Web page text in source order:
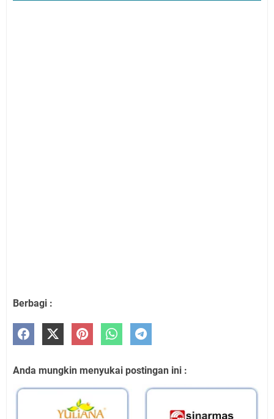
Berbagi :
Anda mungkin menyukai postingan ini :